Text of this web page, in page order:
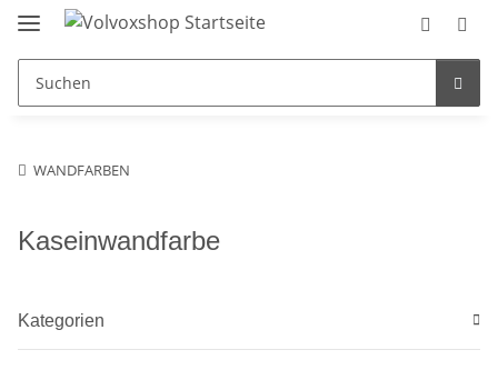
WANDFARBEN
Kaseinwandfarbe
Kategorien